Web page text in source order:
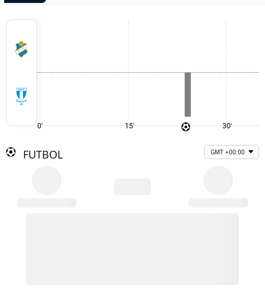
0' 15' 30'
FUTBOL GMT +00:00